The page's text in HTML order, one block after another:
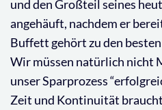
und den Großteil seines
angehäuft, nachdem er
Buffett gehört zu den
Wir müssen natürlich nicht
unser Sparprozess
Zeit und Kontinuität braucht